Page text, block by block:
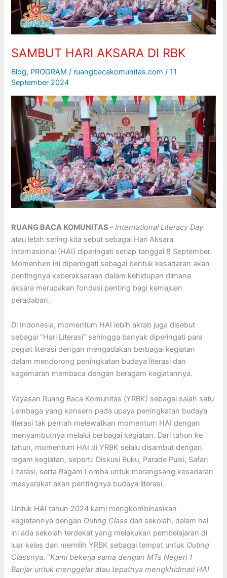
SAMBUT HARI AKSARA DI RBK
Blog, PROGRAM / ruangbacakomunitas.com/11
September 2024
RUANG BACA KOMUNITAS –International Literacy Day
atau lebih sering kita sebut sebagai Hari Aksara
Internasional (HAI) diperingati setiap tanggal 8 September.
Momentum ini diperingati sebagai bentuk kesadaran akan
pentingnya keberaksaraan dalam kehidupan dimana
aksara merupakan fondasi penting bagi kemajuan
peradaban.
Di Indonesia, momentum HAI lebih akrab juga disebut
sebagai “Hari Literasi” sehingga banyak diperingati para
pegiat literasi dengan mengadakan berbagai kegiatan
dalam mendorong peningkatan budaya literasi dan
kegemaran membaca dengan beragam kegiatannya.
Yayasan Ruang Baca Komunitas (YRBK) sebagai salah satu
Lembaga yang konsern pada upaya peningkatan budaya
literasi tak pernah melewatkan momentum HAI dengan
menyambutnya melalui berbagai kegiatan. Dari tahun ke
tahun, momentum HAI di YRBK selalu disambut dengan
ragam kegiatan, seperti: Diskusi Buku, Parade Puisi, Safari
Literasi, serta Ragam Lomba untuk merangsang kesadaran
masyarakat akan pentingnya budaya literasi.
Untuk HAI tahun 2024 kami mengkombinasikan
kegiatannya dengan Outing Class dari sekolah, dalam hal
ini ada sekolah terdekat yang melakukan pembelajaran di
luar kelas dan memilih YRBK sebagai tempat untuk Outing
Classnya. “Kami bekerja sama dengan MTs Negeri 1
Banjar untuk menggelar atau tepatnya mengkhidmati HAI